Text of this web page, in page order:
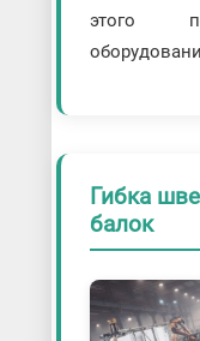
этого
Гибка
балок